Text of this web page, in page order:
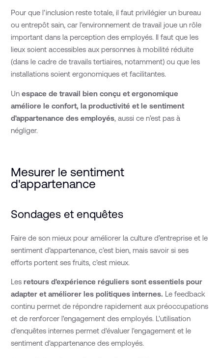
Pour que l’inclusion reste totale, il faut privilégier un bureau
ou entrepôt sain, car l'environnement de travail joue un rôle
important dans la perception des employés. Il faut que les
lieux soient accessibles aux personnes à mobilité réduite
(dans le cadre de travails tertiaires, notamment) ou que les
installations soient ergonomiques et facilitantes.
Unespace de travail bien conçu et ergonomique
améliore le confort, la productivité et le sentiment
d'appartenance des employés, aussi ce n’est pas à
négliger.
Mesurer le sentiment
d'appartenance
Sondages et enquêtes
Faire de son mieux pour améliorer la culture d’entreprise et le
sentiment d’appartenance, c’est bien, mais savoir si ses
efforts portent ses fruits, c’est mieux.
Lesretours d'expérience réguliers sont essentiels pour
adapter et améliorer les politiques internes. Le feedback
continu permet de répondre rapidement aux préoccupations
et de renforcer l'engagement des employés. L'utilisation
d'enquêtes internes permet d'évaluer l'engagement et le
sentiment d'appartenance des employés.